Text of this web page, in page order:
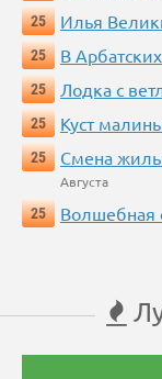
25
Илья
25
В
25
Лодка с
25
Куст
25
Смена
Августа
25
Волшебная